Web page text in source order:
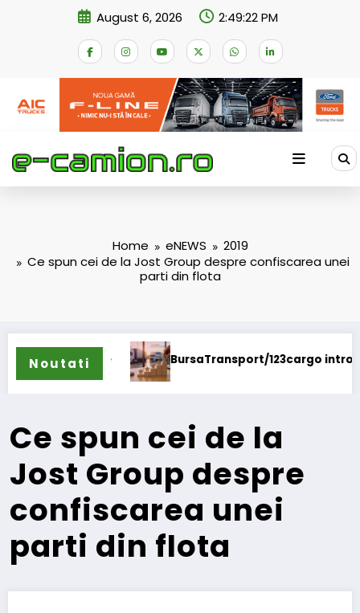
August 6, 2026 2:49:22 PM
Home eNEWS
2019
Ce spun cei de la Jost Group despre confiscarea unei
parti din flota
Noutati
BursaTransport/123cargo introduce o nouă
Ce spun cei de la
Jost Group despre
confiscarea unei
parti din flota